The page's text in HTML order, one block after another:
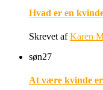
Hvad er en
Skrevet afKaren
søn27
At være kvinde